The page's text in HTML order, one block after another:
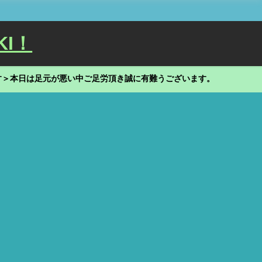
！
本日は足元が悪い中ご足労頂き誠に有難うございます。